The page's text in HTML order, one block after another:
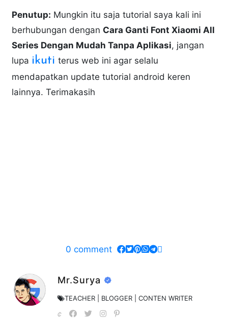
Penutup: Mungkin itu saja tutorial saya kali ini
berhubungan dengan Cara Ganti Font Xiaomi All
Series Dengan Mudah Tanpa Aplikasi, jangan
lupa ikuti terus web ini agar selalu
mendapatkan update tutorial android keren
lainnya. Terimakasih
0 comment
Mr.Surya
TEACHER | BLOGGER | CONTEN WRITER